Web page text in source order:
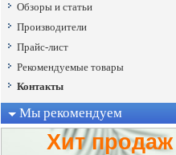
Обзоры и статьи
Производители
Прайс-лист
Рекомендуемые товары
Контакты
Мы рекомендуем
Хит продаж